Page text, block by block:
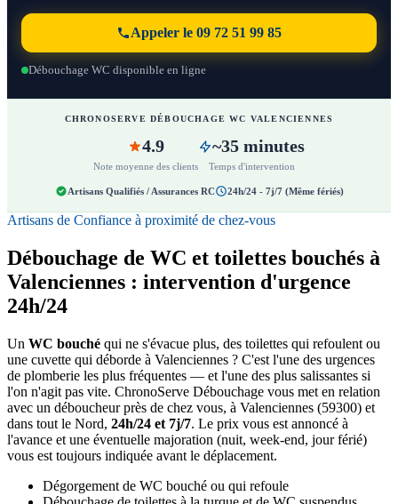
Appeler le 09 72 51 99 85
Débouchage WC disponible en ligne
CHRONOSERVE DÉBOUCHAGE WC VALENCIENNES
4.9
Note moyenne des clients
~35 minutes
Temps d'intervention
Artisans Qualifiés / Assurances RC 24h/24 - 7j/7 (Même fériés)
Artisans de Confiance à proximité de chez-vous
Débouchage de WC et toilettes bouchés à
Valenciennes : intervention d'urgence
24h/24
Un WC bouché qui ne s'évacue plus, des toilettes qui refoulent ou
une cuvette qui déborde à Valenciennes ? C'est l'une des urgences
de plomberie les plus fréquentes — et l'une des plus salissantes si
l'on n'agit pas vite. ChronoServe Débouchage vous met en relation
avec un déboucheur près de chez vous, à Valenciennes (59300) et
dans tout le Nord, 24h/24 et 7j/7. Le prix vous est annoncé à
l'avance et une éventuelle majoration (nuit, week-end, jour férié)
vous est toujours indiquée avant le déplacement.
Dégorgement de WC bouché ou qui refoule